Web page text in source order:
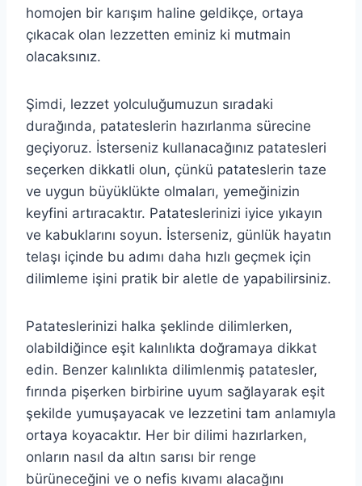
homojen bir karışım haline geldikçe, ortaya
çıkacak olan lezzetten eminiz ki mutmain
olacaksınız.
Şimdi, lezzet yolculuğumuzun sıradaki
durağında, patateslerin hazırlanma sürecine
geçiyoruz. İsterseniz kullanacağınız patatesleri
seçerken dikkatli olun, çünkü patateslerin taze
ve uygun büyüklükte olmaları, yemeğinizin
keyfini artıracaktır. Patateslerinizi iyice yıkayın
ve kabuklarını soyun. İsterseniz, günlük hayatın
telaşı içinde bu adımı daha hızlı geçmek için
dilimleme işini pratik bir aletle de yapabilirsiniz.
Patateslerinizi halka şeklinde dilimlerken,
olabildiğince eşit kalınlıkta doğramaya dikkat
edin. Benzer kalınlıkta dilimlenmiş patatesler,
fırında pişerken birbirine uyum sağlayarak eşit
şekilde yumuşayacak ve lezzetini tam anlamıyla
ortaya koyacaktır. Her bir dilimi hazırlarken,
onların nasıl da altın sarısı bir renge
bürüneceğini ve o nefis kıvamı alacağını